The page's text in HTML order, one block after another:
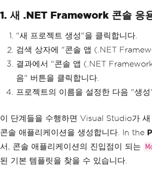
1. 새 .NET Framework 콘솔 응
"새 프로젝트 생성"을 클릭합니다.
검색 상자에 "콘솔 앱 (.NET
결과에서 "콘솔 앱 (.NET
음" 버튼을 클릭합니다.
프로젝트의 이름을 설정한 다음 "생
이 단계들을 수행하면 Visual Studio가
콘솔 애플리케이션을 생성합니다. In the
서, 콘솔 애플리케이션의 진입점이 되는
된 기본 템플릿을 찾을 수 있습니다.